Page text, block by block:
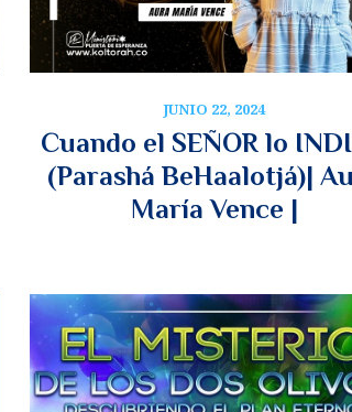
JUNIO 22, 2024
Cuando el SEÑOR lo
(Parashá BeHaalotjá)|
María Vence |